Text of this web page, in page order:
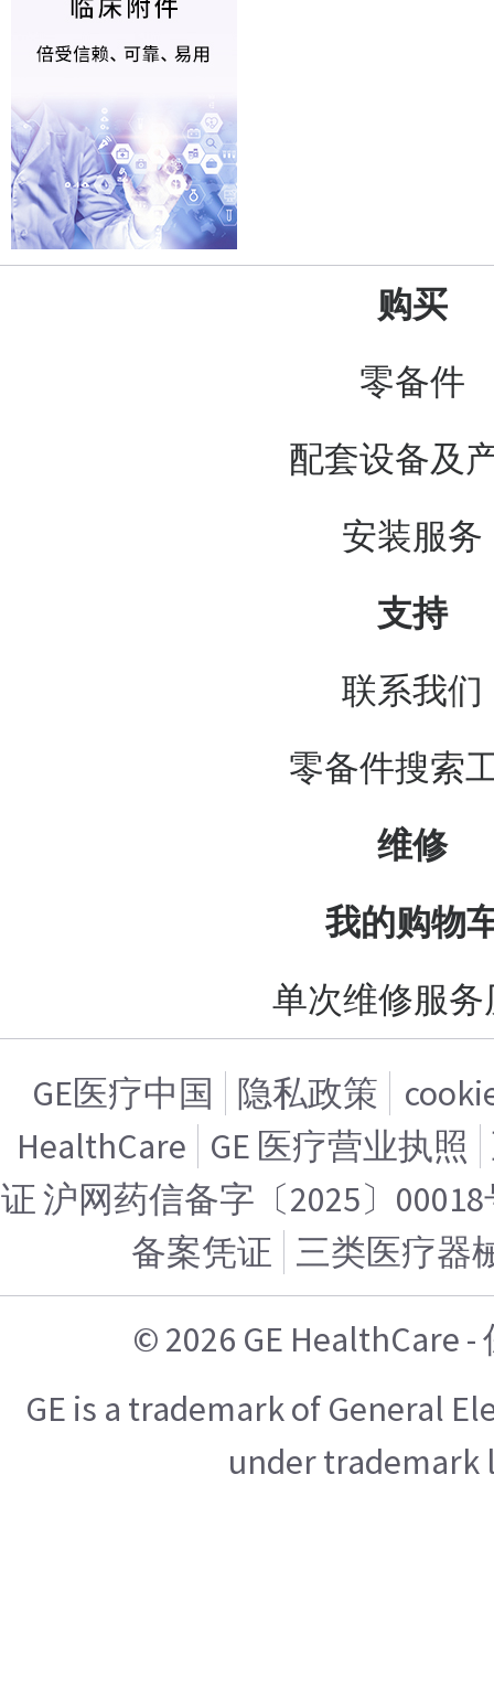
购买
零备件
配套设备及
安装服务
支持
联系我们
零备件搜索
维修
我的购物
单次维修服务
GE医疗中国 隐私政策
HealthCare GE 医疗营业执照
证 沪网药信备字〔2025〕
备案凭证 三类医疗器
© 2026 GE HealthCare
GE is a trademark of General
under trademark